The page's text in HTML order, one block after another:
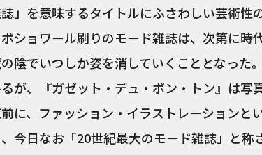
」を意味するタイトルにふさわしい芸術性
ショワール刷りのモード雑誌は、次第に時
陰でいつしか姿を消していくこととなった
が、『ガゼット・デュ・ボン・トン』は写
に、ファッション・イラストレーションと
今日なお「20世紀最大のモード雑誌」と称